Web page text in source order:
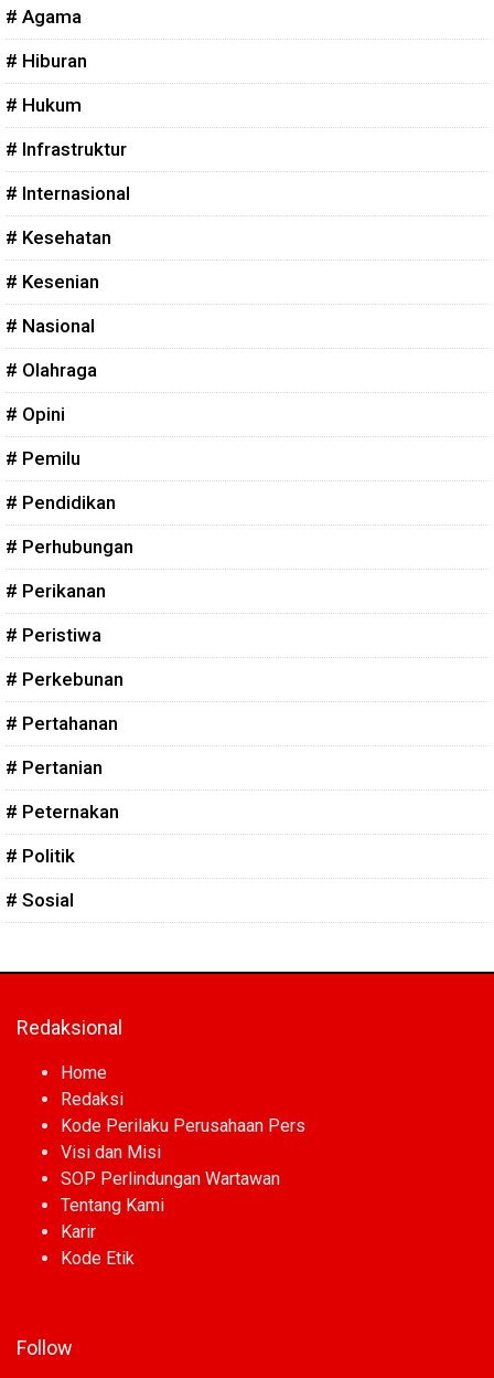
# Agama
# Hiburan
# Hukum
# Infrastruktur
# Internasional
# Kesehatan
# Kesenian
# Nasional
# Olahraga
# Opini
# Pemilu
# Pendidikan
# Perhubungan
# Perikanan
# Peristiwa
# Perkebunan
# Pertahanan
# Pertanian
# Peternakan
# Politik
# Sosial
Redaksional
Home
Redaksi
Kode Perilaku Perusahaan Pers
Visi dan Misi
SOP Perlindungan Wartawan
Tentang Kami
Karir
Kode Etik
Follow